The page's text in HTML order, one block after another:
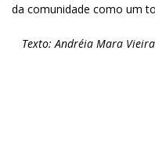
da comunidade como um
Texto: Andréia Mara